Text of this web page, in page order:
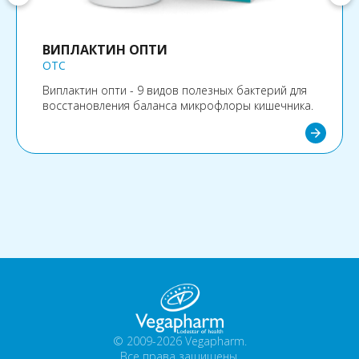
ВИПЛАКТИН ОПТИ
OTC
Виплактин опти - 9 видов полезных бактерий для
восстановления баланса микрофлоры кишечника.
arrow_forward
© 2009-2026 Vegapharm.